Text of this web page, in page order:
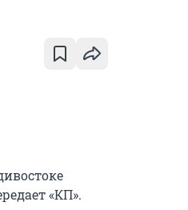
«КП».